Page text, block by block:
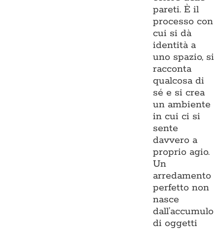
pareti. È il
processo con
cui si dà
identità a
uno spazio, si
racconta
qualcosa di
sé e si crea
un ambiente
in cui ci si
sente
davvero a
proprio agio.
Un
arredamento
perfetto non
nasce
dall’accumulo
di oggetti